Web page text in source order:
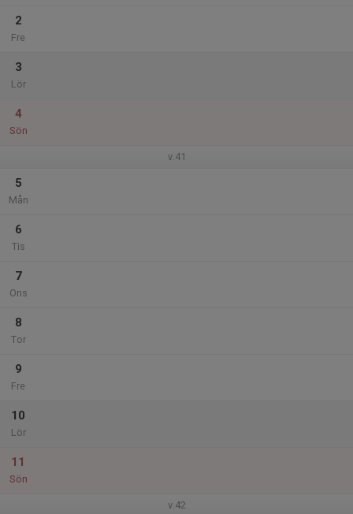
2
Fre
3
Lör
4
Sön
v.41
5
Mån
6
Tis
7
Ons
8
Tor
9
Fre
10
Lör
11
Sön
v.42